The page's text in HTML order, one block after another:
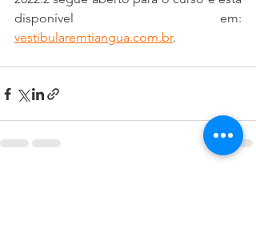
vestibularemtiangua.com.br.